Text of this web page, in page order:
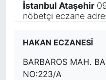
İstanbul Ataşehir
nöbetçi eczane
HAKAN ECZANESİ
BARBAROS MAH.
NO:223/A